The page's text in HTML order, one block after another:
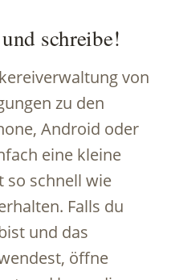
schreibe!
von
zu den
Android oder
eine kleine
so schnell wie
Falls du
und das
öffne